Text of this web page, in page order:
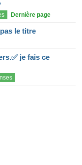
Dernière page
le titre
je fais ce